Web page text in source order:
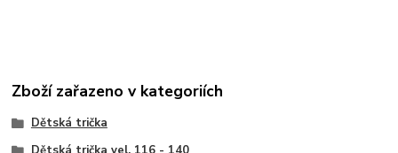
Zboží zařazeno v kategoriích
Dětská trička